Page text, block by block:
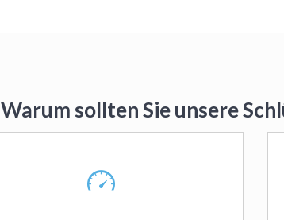
Warum sollten Sie unsere